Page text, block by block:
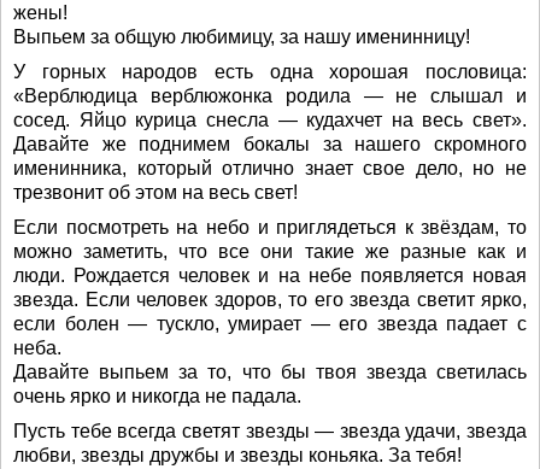
жены!
Выпьем за общую любимицу, за нашу именинницу!
У горных народов есть одна хорошая пословица:
«Верблюдица верблюжонка родила — не слышал и
сосед. Яйцо курица снесла — кудахчет на весь свет».
Давайте же поднимем бокалы за нашего скромного
именинника, который отлично знает свое дело, но не
трезвонит об этом на весь свет!
Если посмотреть на небо и приглядеться к звёздам, то
можно заметить, что все они такие же разные как и
люди. Рождается человек и на небе появляется новая
звезда. Если человек здоров, то его звезда светит ярко,
если болен — тускло, умирает — его звезда падает с
неба.
Давайте выпьем за то, что бы твоя звезда светилась
очень ярко и никогда не падала.
Пусть тебе всегда светят звезды — звезда удачи, звезда
любви, звезды дружбы и звезды коньяка. За тебя!